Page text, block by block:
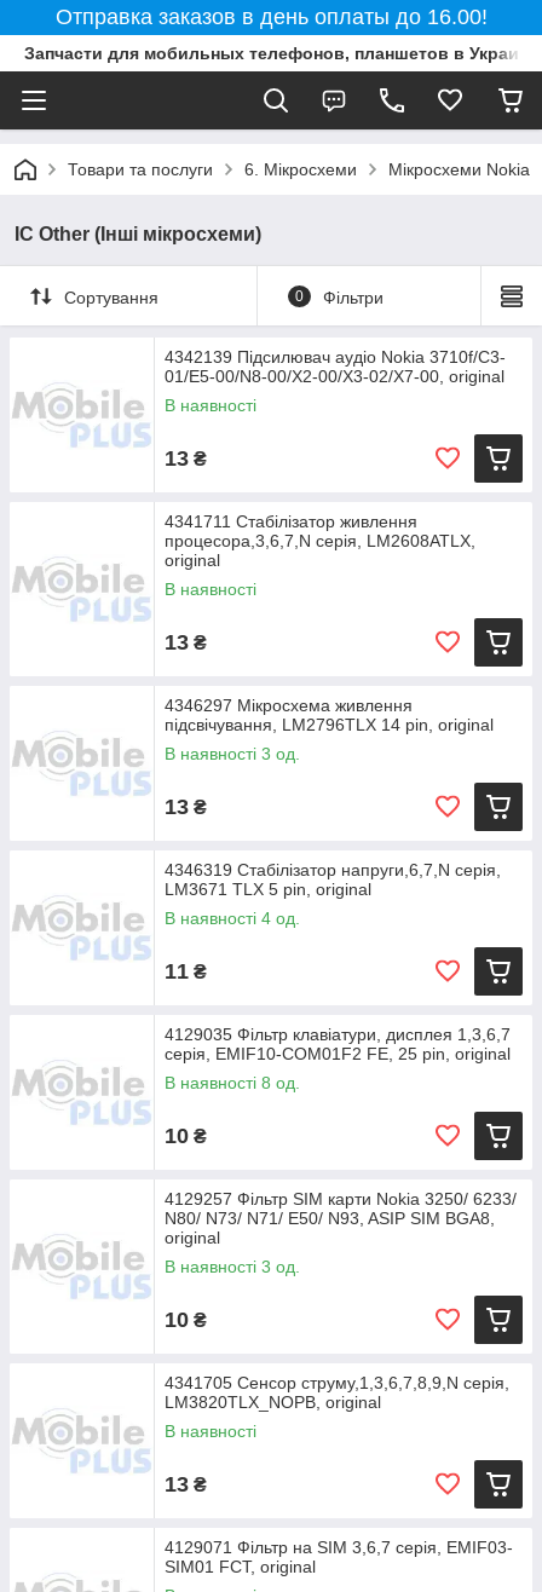
Отправка заказов в день оплаты до 16.00!
Запчасти для мобильных телефонов, планшетов в
Товари та послуги 6. Мікросхеми Мікросхеми Nokia
IC Other (Інші мікросхеми)
Сортування 0 Фільтри
4342139 Підсилювач аудіо Nokia 3710f/C3-
01/E5-00/N8-00/X2-00/X3-02/X7-00, original
В наявності
13 ₴
4341711 Стабілізатор живлення
процесора,3,6,7,N серія, LM2608ATLX,
original
В наявності
13 ₴
4346297 Мікросхема живлення
підсвічування, LM2796TLX 14 pin, original
В наявності 3 од.
13 ₴
4346319 Стабілізатор напруги,6,7,N серія,
LM3671 TLX 5 pin, original
В наявності 4 од.
11 ₴
4129035 Фільтр клавіатури, дисплея 1,3,6,7
серія, EMIF10-COM01F2 FE, 25 pin, original
В наявності 8 од.
10 ₴
4129257 Фільтр SIM карти Nokia 3250/ 6233/
N80/ N73/ N71/ E50/ N93, ASIP SIM BGA8,
original
В наявності 3 од.
10 ₴
4341705 Сенсор струму,1,3,6,7,8,9,N серія,
LM3820TLX_NOPB, original
В наявності
13 ₴
4129071 Фільтр на SIM 3,6,7 серія, EMIF03-
SIM01 FCT, оriginal